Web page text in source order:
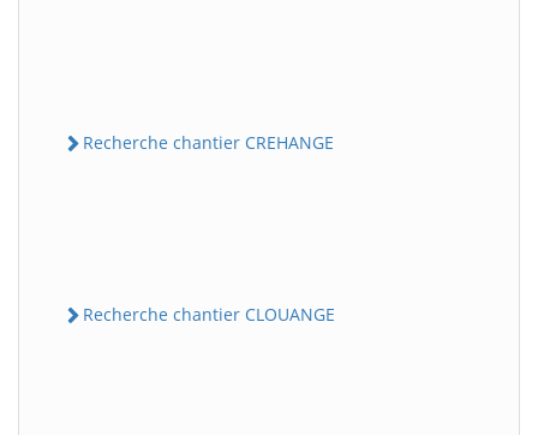
Recherche chantier CREHANGE
Recherche chantier CLOUANGE